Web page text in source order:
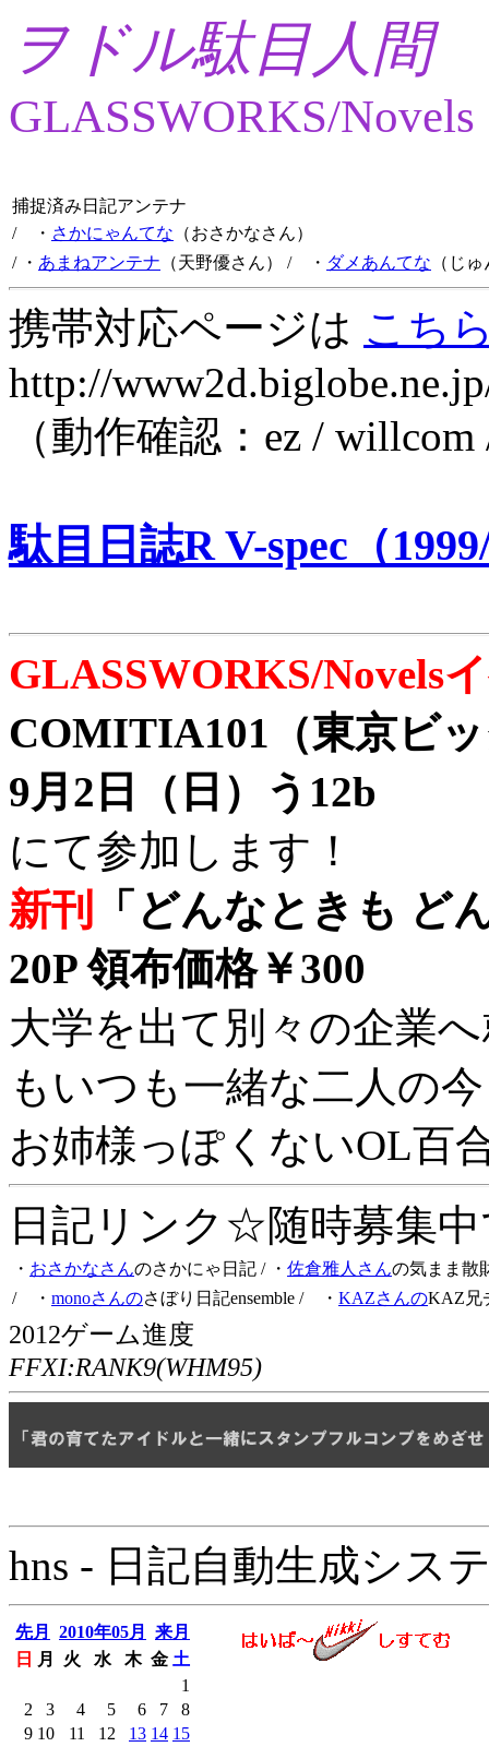
ヲドル駄目人間
GLASSWORKS/Novels
捕捉済み日記アンテナ
/ ・ さかにゃんてな （おさかなさん）
/ ・ あまねアンテナ （天野優さん） / ・ ダメあんてな （じ
携帯対応ページは こち
http://
（動作確認：ez /
駄目日誌R V-spec（
GLASSWORKS/Novels
COMITIA101（東京ビ
9月2日（日）う12b
にて参加します！
新刊
「どんなときも ど
20P 領布価格￥300
大学を出て別々の企業
もいつも一緒な二人の
お姉様っぽくないOL百
日記リンク☆随時募集
・ おさかなさんのさかにゃ日記 / ・ 佐倉雅人さんの気まま散
/ ・ monoさんのさぼり日記ensemble / ・ KAZさんのKAZ兄
2012ゲーム進度
FFXI:RANK9(WHM95)
hns - 日記自動生成シス
先月 2010年05月
来月
日
月 火 水 木 金 土
1
2
3 4 5 6 7
8
9 10 11 12 13 14 15